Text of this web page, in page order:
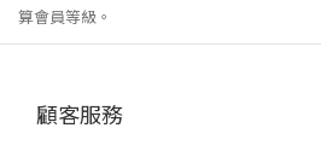
算會員等級。
顧客服務